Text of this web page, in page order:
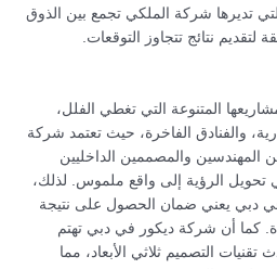
تديرها شركة الملكي تجمع بين الذوق
لتقديم نتائج تتجاوز التوقعات.
المتنوعة التي تغطي الفلل،
والفنادق الفاخرة، حيث تعتمد شركة
والمصممين الداخليين
تحويل الرؤية إلى واقع ملموس. لذلك،
دبي يعني ضمان الحصول على نتيجة
كما أن شركة ديكور في دبي تهتم
التصميم ثلاثي الأبعاد، مما